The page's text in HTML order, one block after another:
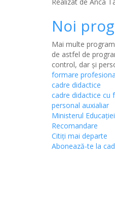
Noi
Mai multe
de astfel de
control, dar și
formare
cadre didactice
cadre didactice cu
personal auxialiar
Ministerul
Recomandare
Citiţi mai departe
Abonează-te la